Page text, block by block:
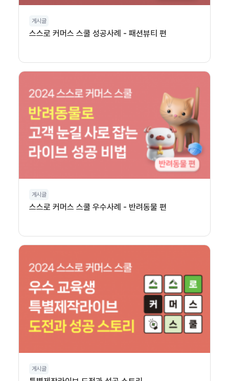
게시글
스스로 커머스 스쿨 성공사례 - 패션뷰티 편
게시글
스스로 커머스 스쿨 우수사례 - 반려동물 편
게시글